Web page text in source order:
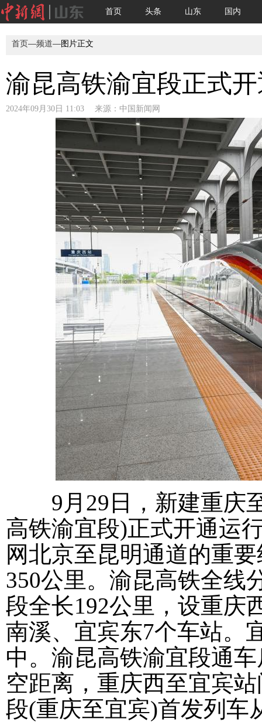
首页 头条 山东 国内
首页—频道—图片正文
渝昆高铁渝宜段正式
2024年09月30日 11:03 来源： 中国新闻网
9月29日，新建重庆至
高铁渝宜段)正式开通运
网北京至昆明通道的重
350公里。渝昆高铁全线
段全长192公里，设重庆
南溪、宜宾东7个车站。
中。渝昆高铁渝宜段通
空距离，重庆西至宜宾
段(重庆至宜宾)首发列车